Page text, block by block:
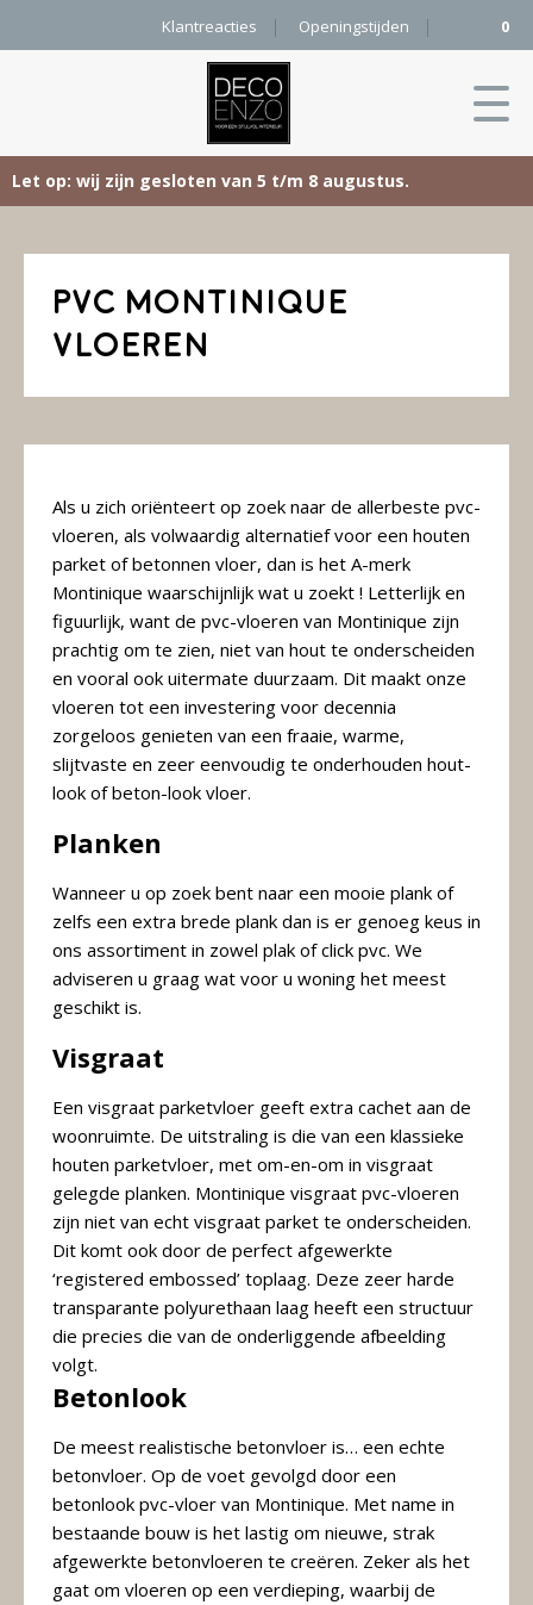
Klantreacties Openingstijden 0
Let op: wij zijn gesloten van 5 t/m 8 augustus.
to
Producten
Woonaccessoires
Vloerkleden
Kleurenkaart
Pure
&
Meubels
Raambekleding
Verlichting
Behang
Contact
Webshop
Stel hier jouw droomtafel samen
PVC Montinique
vloeren
Als u zich oriënteert op zoek naar de allerbeste pvc-
vloeren, als volwaardig alternatief voor een houten
parket of betonnen vloer, dan is het A-merk
Montinique waarschijnlijk wat u zoekt ! Letterlijk en
figuurlijk, want de pvc-vloeren van Montinique zijn
prachtig om te zien, niet van hout te onderscheiden
en vooral ook uitermate duurzaam. Dit maakt onze
vloeren tot een investering voor decennia
zorgeloos genieten van een fraaie, warme,
slijtvaste en zeer eenvoudig te onderhouden hout-
look of beton-look vloer.
Planken
Wanneer u op zoek bent naar een mooie plank of
zelfs een extra brede plank dan is er genoeg keus in
ons assortiment in zowel plak of click pvc. We
adviseren u graag wat voor u woning het meest
geschikt is.
Visgraat
Een visgraat parketvloer geeft extra cachet aan de
woonruimte. De uitstraling is die van een klassieke
houten parketvloer, met om-en-om in visgraat
gelegde planken. Montinique visgraat pvc-vloeren
zijn niet van echt visgraat parket te onderscheiden.
Dit komt ook door de perfect afgewerkte
‘registered embossed’ toplaag. Deze zeer harde
transparante polyurethaan laag heeft een structuur
die precies die van de onderliggende afbeelding
volgt.
Betonlook
De meest realistische betonvloer is… een echte
betonvloer. Op de voet gevolgd door een
betonlook pvc-vloer van Montinique. Met name in
bestaande bouw is het lastig om nieuwe, strak
afgewerkte betonvloeren te creëren. Zeker als het
gaat om vloeren op een verdieping, waarbij de